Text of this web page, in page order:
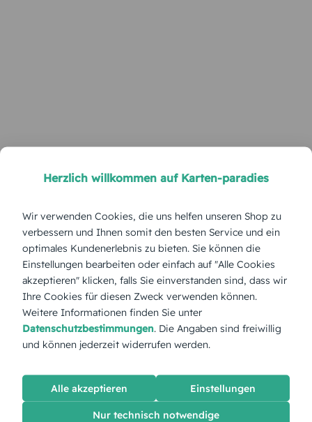
Herzlich willkommen auf Karten-paradies
Wir verwenden Cookies, die uns helfen unseren Shop zu
verbessern und Ihnen somit den besten Service und ein
optimales Kundenerlebnis zu bieten. Sie können die
Einstellungen bearbeiten oder einfach auf "Alle Cookies
akzeptieren" klicken, falls Sie einverstanden sind, dass wir
Ihre Cookies für diesen Zweck verwenden können.
Weitere Informationen finden Sie unter
Datenschutzbestimmungen. Die Angaben sind freiwillig
und können jederzeit widerrufen werden.
Alle akzeptieren Einstellungen
Nur technisch notwendige